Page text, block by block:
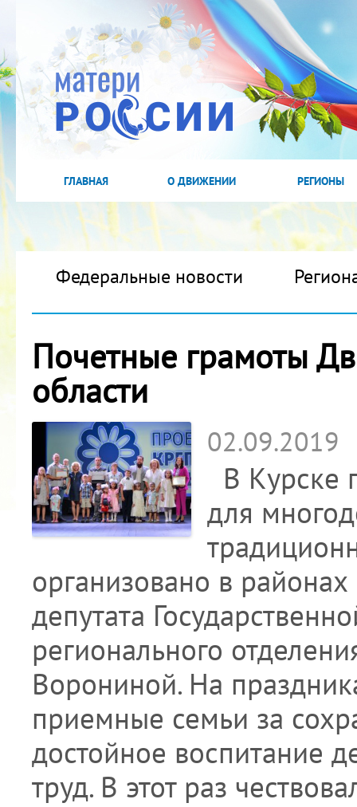
ГЛАВНАЯ О ДВИЖЕНИИ РЕГИОНЫ
Федеральные новости
Почетные грамоты
области
02.09.2019
В Курске
для
организовано в
депутата
регионального
Ворониной. На
приемные семьи за
достойное воспитание
труд. В этот раз